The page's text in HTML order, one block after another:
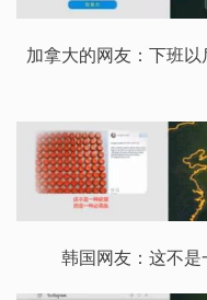
加拿大的网友：下班
韩国网友：这不是